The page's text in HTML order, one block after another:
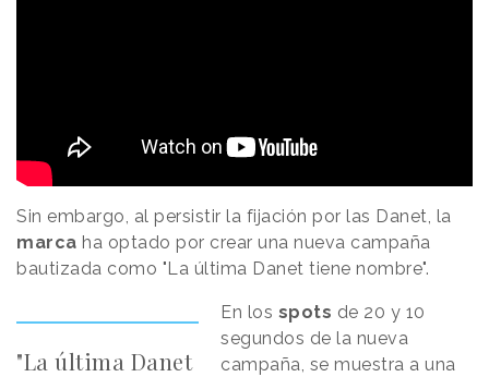
Sin embargo, al persistir la fijación por las Danet, la
marca ha optado por crear una nueva campaña
bautizada como "La última Danet tiene nombre".
"La última Danet
En los spots de 20 y 10
segundos de la nueva
campaña, se muestra a una